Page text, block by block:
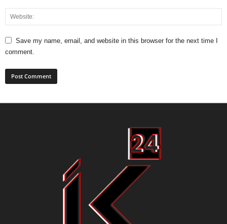
Save my name, email, and website in this browser for the next time I
comment.